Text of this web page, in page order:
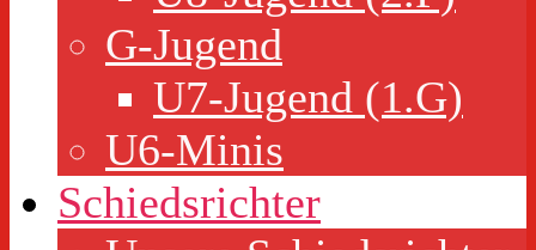
G-Jugend
U7-Jugend (1.G)
U6-Minis
Schiedsrichter